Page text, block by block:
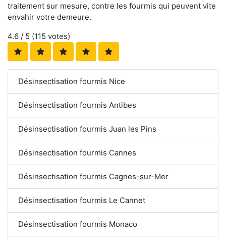
traitement sur mesure, contre les fourmis qui peuvent vite
envahir votre demeure.
4.6 / 5 (115 votes)
Désinsectisation fourmis Nice
Désinsectisation fourmis Antibes
Désinsectisation fourmis Juan les Pins
Désinsectisation fourmis Cannes
Désinsectisation fourmis Cagnes-sur-Mer
Désinsectisation fourmis Le Cannet
Désinsectisation fourmis Monaco